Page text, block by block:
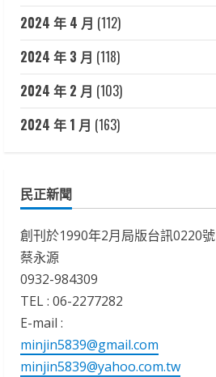
2024 年 4 月 (112)
2024 年 3 月 (118)
2024 年 2 月 (103)
2024 年 1 月 (163)
民正新聞
創刊於1990年2月局版台訊0220號
蔡永源
0932-984309
TEL : 06-2277282
E-mail :
minjin5839@gmail.com
minjin5839@yahoo.com.tw